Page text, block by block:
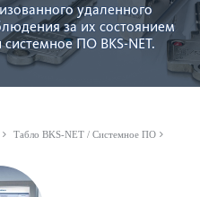
удаленного
за их сос­тоянием
ПО BKS-NET.
Табло BKS-NET / Системное ПО